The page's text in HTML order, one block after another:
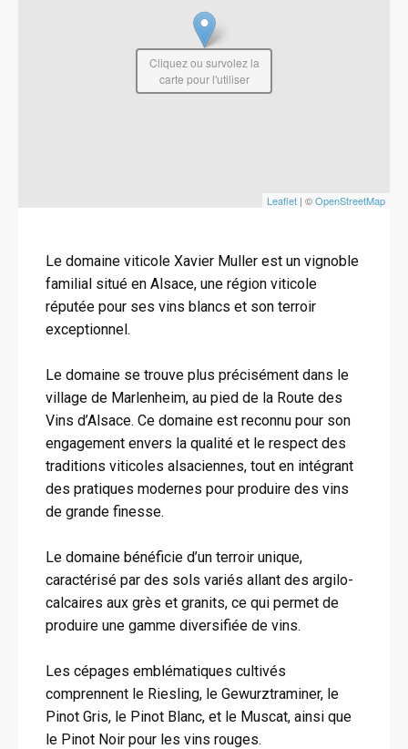
Leaflet | ©OpenStreetMap
Cliquez ou survolez la
carte pour l'utiliser
Le domaine viticole Xavier Muller est un vignoble
familial situé en Alsace, une région viticole
réputée pour ses vins blancs et son terroir
exceptionnel.
Le domaine se trouve plus précisément dans le
village de Marlenheim, au pied de la Route des
Vins d’Alsace. Ce domaine est reconnu pour son
engagement envers la qualité et le respect des
traditions viticoles alsaciennes, tout en intégrant
des pratiques modernes pour produire des vins
de grande finesse.
Le domaine bénéficie d’un terroir unique,
caractérisé par des sols variés allant des argilo-
calcaires aux grès et granits, ce qui permet de
produire une gamme diversifiée de vins.
Les cépages emblématiques cultivés
comprennent le Riesling, le Gewurztraminer, le
Pinot Gris, le Pinot Blanc, et le Muscat, ainsi que
le Pinot Noir pour les vins rouges.